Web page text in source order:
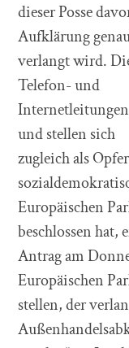
dieser Posse
Aufklärung
verlangt wird.
Telefon- und
und stellen sich
zugleich als
Europäischen
beschlossen hat,
Antrag am
Europäischen
stellen, der